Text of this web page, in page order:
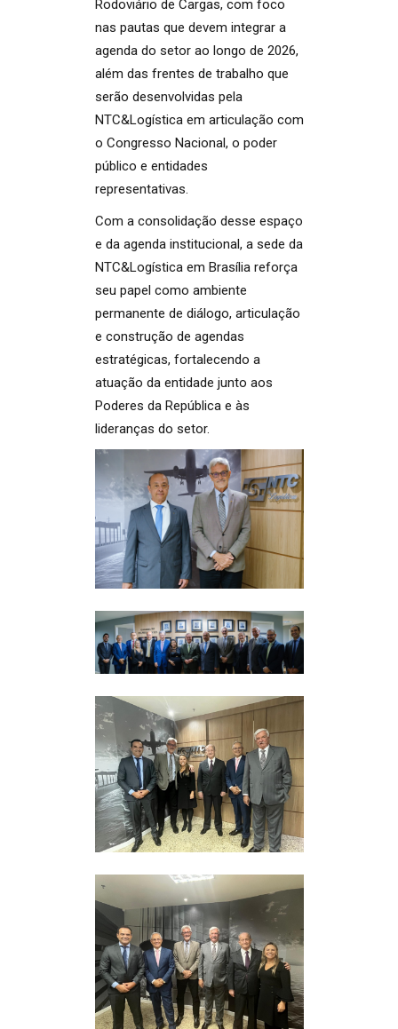
Rodoviário de Cargas, com foco
nas pautas que devem integrar a
agenda do setor ao longo de 2026,
além das frentes de trabalho que
serão desenvolvidas pela
NTC&Logística em articulação com
o Congresso Nacional, o poder
público e entidades
representativas.
Com a consolidação desse espaço
e da agenda institucional, a sede da
NTC&Logística em Brasília reforça
seu papel como ambiente
permanente de diálogo, articulação
e construção de agendas
estratégicas, fortalecendo a
atuação da entidade junto aos
Poderes da República e às
lideranças do setor.